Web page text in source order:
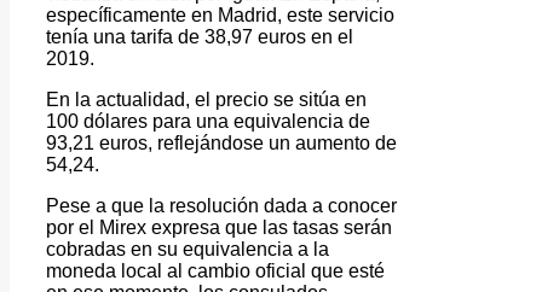
específicamente en Madrid, este servicio
tenía una tarifa de 38,97 euros en el
2019.
En la actualidad, el precio se sitúa en
100 dólares para una equivalencia de
93,21 euros, reflejándose un aumento de
54,24.
Pese a que la resolución dada a conocer
por el Mirex expresa que las tasas serán
cobradas en su equivalencia a la
moneda local al cambio oficial que esté